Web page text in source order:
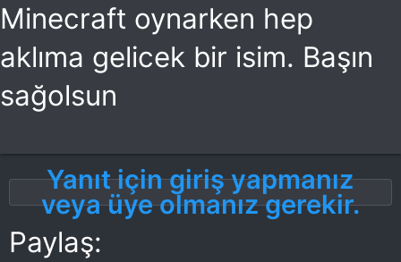
Minecraft oynarken hep
aklıma gelicek bir isim. Başın
sağolsun
Yanıt için giriş yapmanız
veya üye olmanız gerekir.
Paylaş: